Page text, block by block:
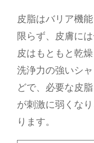
皮脂はバリア機
限らず、皮膚に
皮はもともと乾
洗浄力の強いシ
どで、必要な皮
が刺激に弱くな
ります。